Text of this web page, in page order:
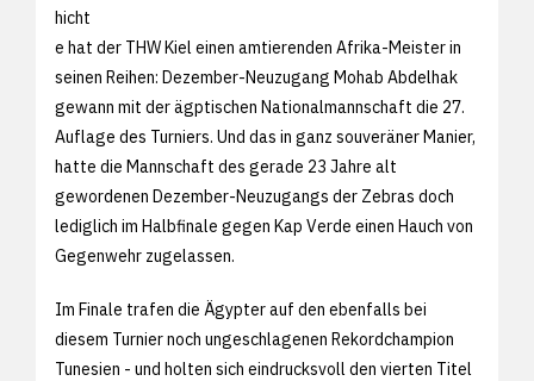
hicht
e hat der THW Kiel einen amtierenden Afrika-Meister in
seinen Reihen: Dezember-Neuzugang Mohab Abdelhak
gewann mit der ägptischen Nationalmannschaft die 27.
Auflage des Turniers. Und das in ganz souveräner Manier,
hatte die Mannschaft des gerade 23 Jahre alt
gewordenen Dezember-Neuzugangs der Zebras doch
lediglich im Halbfinale gegen Kap Verde einen Hauch von
Gegenwehr zugelassen.
Im Finale trafen die Ägypter auf den ebenfalls bei
diesem Turnier noch ungeschlagenen Rekordchampion
Tunesien - und holten sich eindrucksvoll den vierten Titel